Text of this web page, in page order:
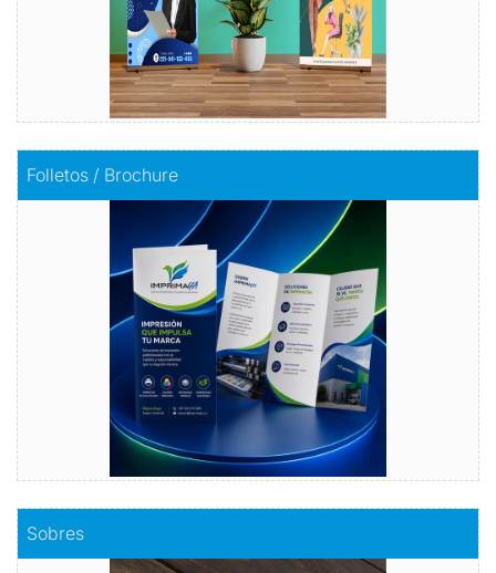
Folletos / Brochure
Impacta con información
Comprar
Comprar
Sobres
Comprar